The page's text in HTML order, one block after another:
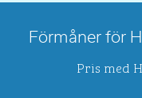
Förmåner för
Pris med